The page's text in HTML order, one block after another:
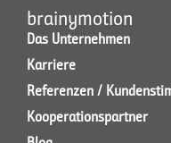
brainymotion
Das Unternehmen
Karriere
Referenzen /
Kooperationspartner